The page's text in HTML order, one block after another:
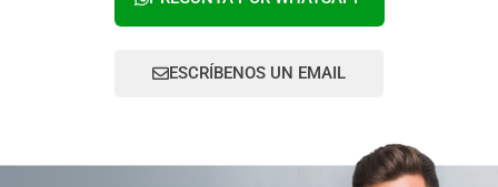
ESCRÍBENOS UN EMAIL